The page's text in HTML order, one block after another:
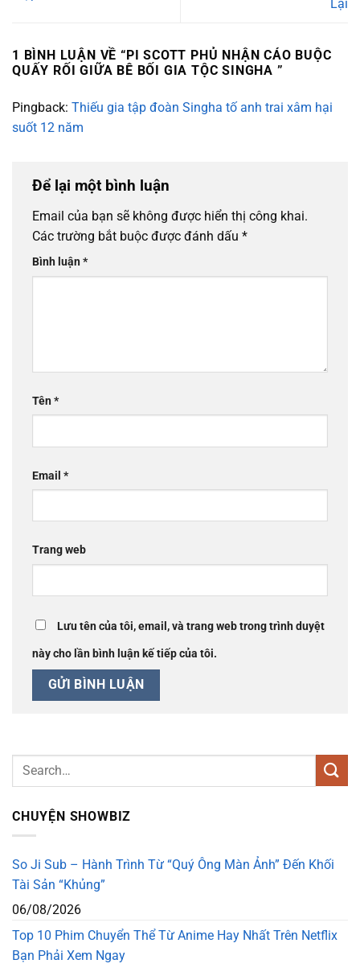
Lại
1 BÌNH LUẬN VỀ “ PI SCOTT PHỦ NHẬN CÁO BUỘC
QUẤY RỐI GIỮA BÊ BỐI GIA TỘC SINGHA ”
Pingback: Thiếu gia tập đoàn Singha tố anh trai xâm hại
suốt 12 năm
Để lại một bình luận
Email của bạn sẽ không được hiển thị công khai.
Các trường bắt buộc được đánh dấu *
Bình luận*
Tên*
Email *
Trang web
Lưu tên của tôi, email, và trang web trong trình duyệt
này cho lần bình luận kế tiếp của tôi.
CHUYỆN SHOWBIZ
So Ji Sub – Hành Trình Từ “Quý Ông Màn Ảnh” Đến Khối
Tài Sản “Khủng”
06/08/2026
Top 10 Phim Chuyển Thể Từ Anime Hay Nhất Trên Netflix
Bạn Phải Xem Ngay